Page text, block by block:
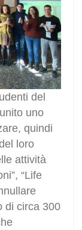
del
uno
quindi
loro
attività
“Life
di circa 300